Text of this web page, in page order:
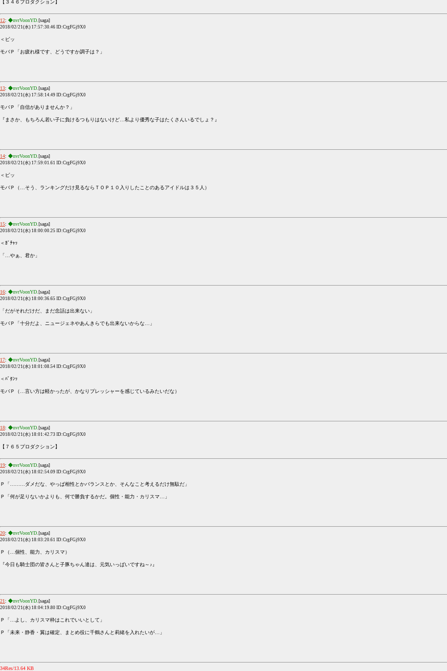
【３４６プロダクション】
12: ◆nvrVoonYD. [saga]
2018/02/21(水) 17:57:30.46 ID:CrgFGj9X0
＜ピッ
モバＰ「お疲れ様です、どうですか調子は？」
13: ◆nvrVoonYD. [saga]
2018/02/21(水) 17:58:14.49 ID:CrgFGj9X0
モバＰ「自信がありませんか？」
『まさか、もちろん若い子に負けるつもりはないけど…私より優秀な子はたくさんいるでしょ？』
14: ◆nvrVoonYD. [saga]
2018/02/21(水) 17:59:01.61 ID:CrgFGj9X0
＜ピッ
モバＰ（…そう、ランキングだけ見るならＴＯＰ１０入りしたことのあるアイドルは３５人）
15: ◆nvrVoonYD. [saga]
2018/02/21(水) 18:00:00.25 ID:CrgFGj9X0
＜ｶﾞﾁｬｯ
「…やぁ、君か」
16: ◆nvrVoonYD. [saga]
2018/02/21(水) 18:00:36.65 ID:CrgFGj9X0
「だがそれだけだ、まだ念話は出来ない」
モバＰ「十分だよ、ニュージェネやあんきらでも出来ないからな…」
17: ◆nvrVoonYD. [saga]
2018/02/21(水) 18:01:08.54 ID:CrgFGj9X0
＜ﾊﾞﾀﾝｯ
モバＰ（…言い方は軽かったが、かなりプレッシャーを感じているみたいだな）
18: ◆nvrVoonYD. [saga]
2018/02/21(水) 18:01:42.73 ID:CrgFGj9X0
【７６５プロダクション】
19: ◆nvrVoonYD. [saga]
2018/02/21(水) 18:02:54.09 ID:CrgFGj9X0
Ｐ「………ダメだな、やっぱ相性とかバランスとか、そんなこと考えるだけ無駄だ」
Ｐ「何が足りないかよりも、何で勝負するかだ。個性・能力・カリスマ…」
20: ◆nvrVoonYD. [saga]
2018/02/21(水) 18:03:20.61 ID:CrgFGj9X0
Ｐ（…個性、能力、カリスマ）
『今日も騎士団の皆さんと子豚ちゃん達は、元気いっぱいですね～♪』
21 : ◆nvrVoonYD. [saga]
2018/02/21(水) 18:04:19.80 ID:CrgFGj9X0
Ｐ「…よし、カリスマ枠はこれでいいとして」
Ｐ「未来・静香・翼は確定、まとめ役に千鶴さんと莉緒を入れたいが…」
34Res/13.64 KB